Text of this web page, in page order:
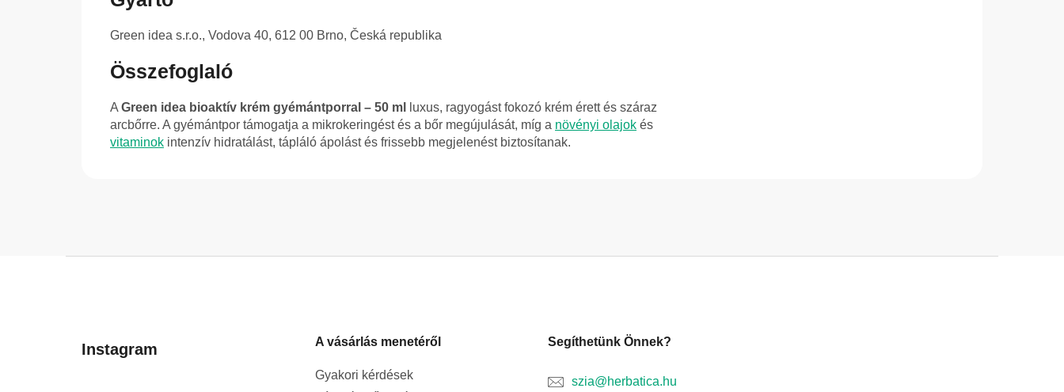
Green idea s.r.o., Vodova 40, 612 00 Brno, Česká republika
Összefoglaló
A Green idea bioaktív krém gyémántporral – 50 ml
luxus, ragyogást fokozó krém érett és száraz
arcbőrre. A gyémántpor támogatja a mikrokeringést és a bőr megújulását, míg a növényi olajok és
vitaminok intenzív hidratálást, tápláló ápolást és frissebb megjelenést biztosítanak.
Instagram A vásárlás menetéről
Gyakori kérdések
Segíthetünk Önnek?
szia@herbatica.hu